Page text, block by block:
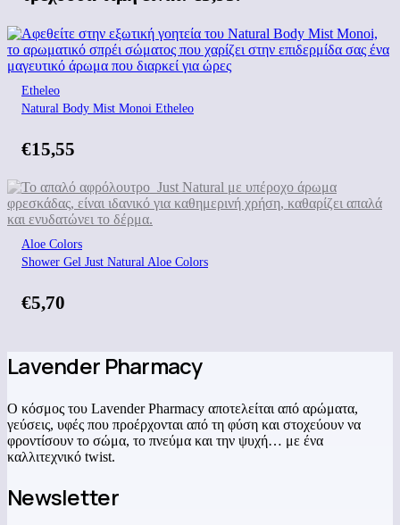
Etheleo
Natural Body Mist Monoi Etheleo
€15,55
Aloe Colors
Shower Gel Just Natural Aloe Colors
€5,70
Lavender Pharmacy
Ο κόσμος του Lavender Pharmacy αποτελείται από αρώματα,
γεύσεις, υφές που προέρχονται από τη φύση και στοχεύουν να
φροντίσουν το σώμα, το πνεύμα και την ψυχή… με ένα
καλλιτεχνικό twist.
Newsletter